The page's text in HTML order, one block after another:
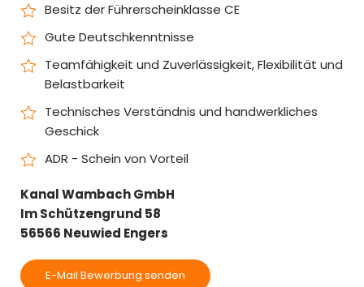
Besitz der Führerscheinklasse CE
Gute Deutschkenntnisse
Teamfähigkeit und Zuverlässigkeit, Flexibilität und
Belastbarkeit
Technisches Verständnis und handwerkliches
Geschick
ADR - Schein von Vorteil
Kanal Wambach GmbH
Im Schützengrund 58
56566 Neuwied Engers
E-Mail Bewerbung senden